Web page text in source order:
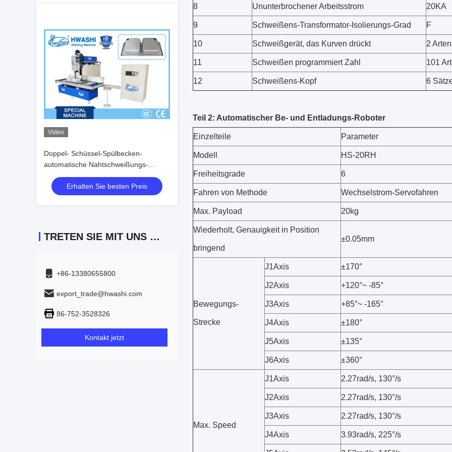
Video
Doppel- Schüssel-Spülbecken-
automatische Nahtschweißungs-
Maschine
Erhalten Sie besten Preis
TRETEN SIE MIT UNS IN VERBINDUNG
+86-13380655800
export_trade@hwashi.com
86-752-3528326
Kontakt jetzt
8 Ununterbrochener Arbeitsstrom 20KA
9 Schweißens-Transformator-Isolierungs-Grad F
10 Schweißgerät, das Kurven drückt 2 Arten
11 Schweißen programmiert Zahl 101
12 Schweißens-Kopf 6
Teil 2: Automatischer Be- und Entladungs-Roboter
Einzelteile Parameter
Modell HS-20RH
Freiheitsgrade 6
Fahren von Methode Wechselstrom-Servofahren
Max. Payload 20kg
Wiederholt, Genauigkeit in Position
bringend
±0.05mm
Bewegungs-
Strecke
J1Axis ±170°
J2Axis +120°~ -85°
J3Axis +85°~ -165°
J4Axis ±180°
J5Axis ±135°
J6Axis ±360°
Max. Speed
J1Axis 2.27rad/s, 130°/s
J2Axis 2.27rad/s, 130°/s
J3Axis 2.27rad/s, 130°/s
J4Axis 3.93rad/s, 225°/s